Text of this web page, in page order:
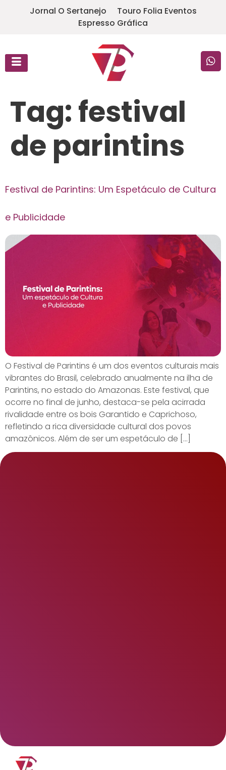
Jornal O Sertanejo
Touro Folia Eventos
Espresso Gráfica
Tag:festival
de parintins
Festival de Parintins: Um Espetáculo de Cultura
e Publicidade
O Festival de Parintins é um dos eventos culturais mais
vibrantes do Brasil, celebrado anualmente na ilha de
Parintins, no estado do Amazonas. Este festival, que
ocorre no final de junho, destaca-se pela acirrada
rivalidade entre os bois Garantido e Caprichoso,
refletindo a rica diversidade cultural dos povos
amazônicos. Além de ser um espetáculo de […]